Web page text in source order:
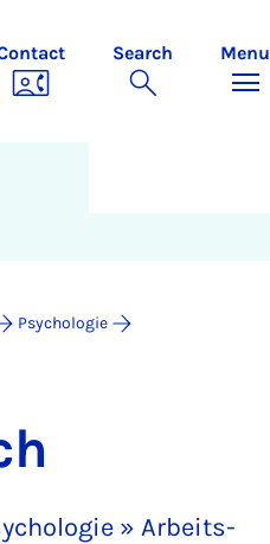
Search Menu
Psychologie
» Arbeits-